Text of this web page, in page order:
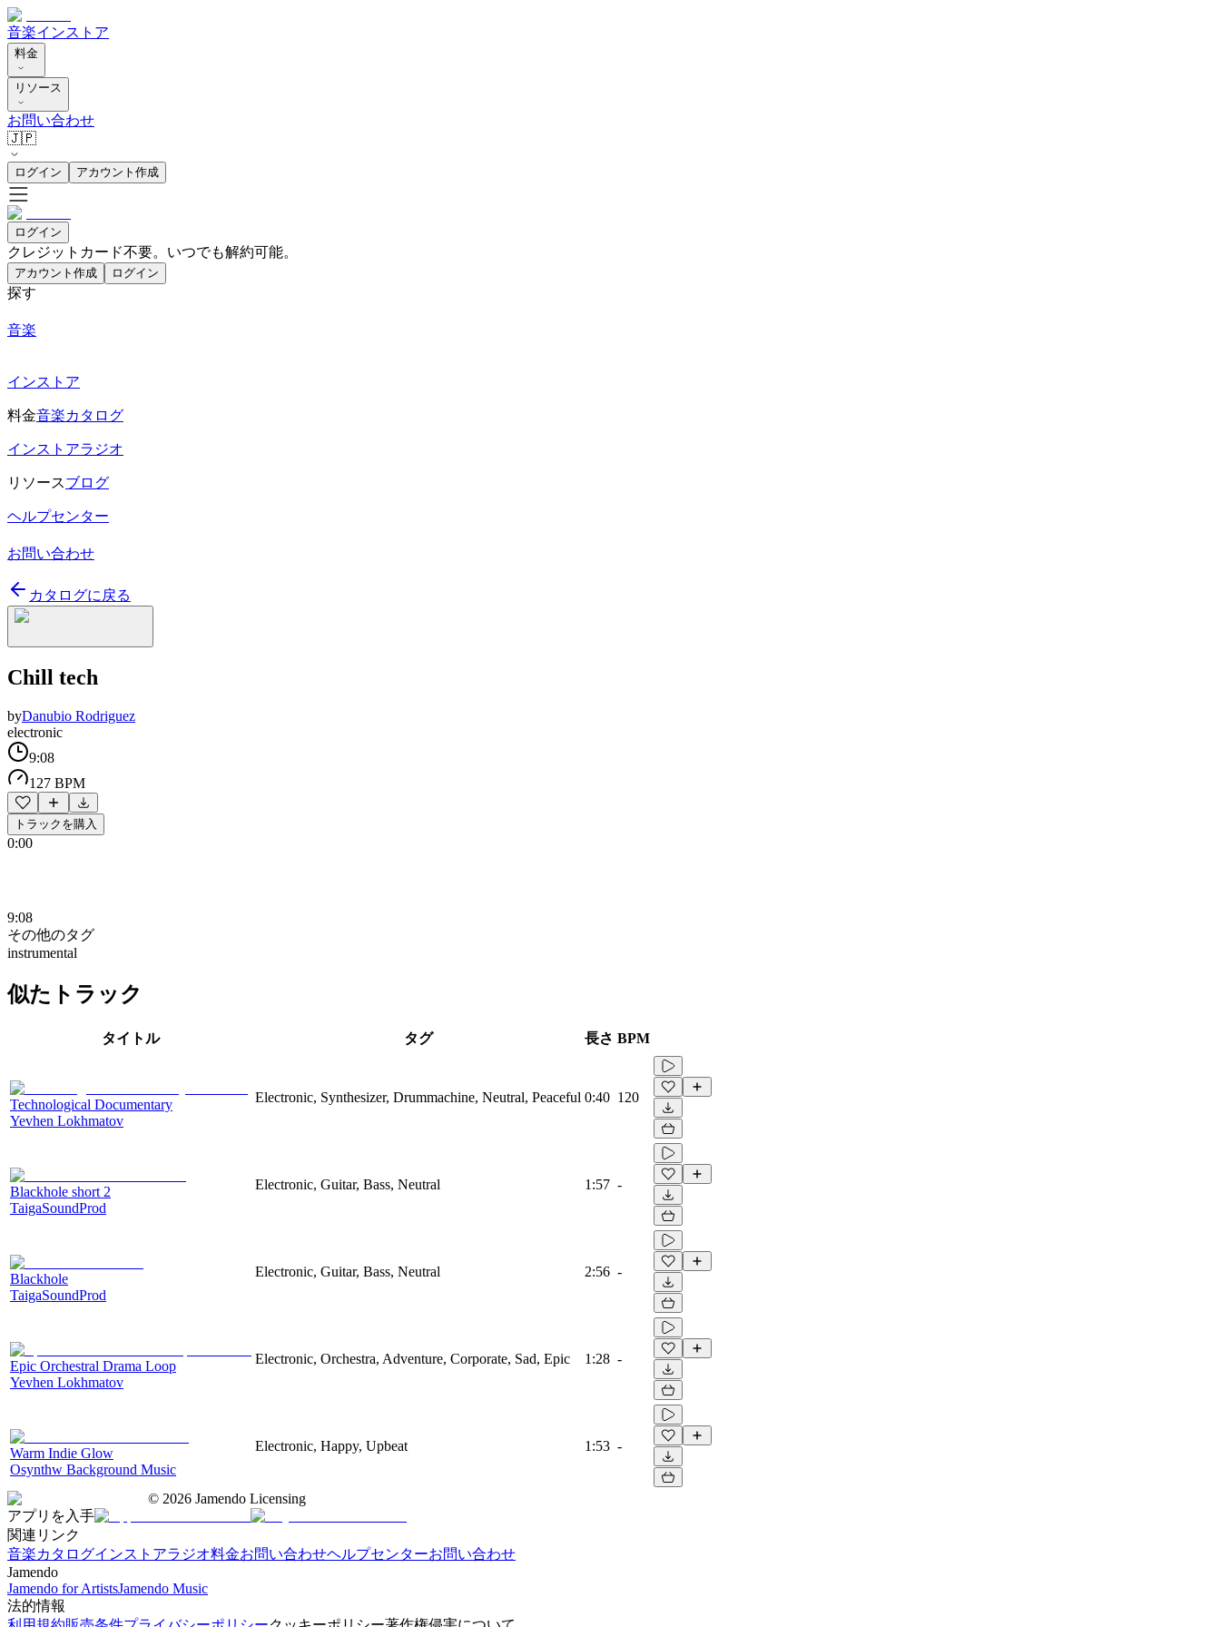
音楽インストア
料金
リソース
お問い合わせ
🇯🇵
ログイン アカウント作成
ログイン
クレジットカード不要。いつでも解約可能。
アカウント作成 ログイン
探す
音楽
インストア
料金音楽カタログ
インストアラジオ
リソースブログ
ヘルプセンター
お問い合わせ
カタログに戻る
Chill tech
byDanubio Rodriguez
electronic
9:08
127 BPM
トラックを購入
0:00
9:08
その他のタグ
instrumental
似たトラック
タイトル タグ 長さ BPM
Technological Documentary
Yevhen Lokhmatov
Electronic, Synthesizer, Drummachine, Neutral, Peaceful 0:40 120
Blackhole short 2
TaigaSoundProd
Electronic, Guitar, Bass, Neutral 1:57 -
Blackhole
TaigaSoundProd
Electronic, Guitar, Bass, Neutral 2:56 -
Epic Orchestral Drama Loop
Yevhen Lokhmatov
Electronic, Orchestra, Adventure, Corporate, Sad, Epic 1:28 -
Warm Indie Glow
Osynthw Background Music
Electronic, Happy, Upbeat 1:53 -
© 2026 Jamendo Licensing
アプリを入手
関連リンク
音楽カタログインストアラジオ料金お問い合わせヘルプセンターお問い合わせ
Jamendo
Jamendo for ArtistsJamendo Music
法的情報